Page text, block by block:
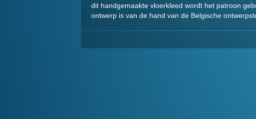
dit handgemaakte vloerkleed wordt het patroon
ontwerp is van de hand van de Belgische